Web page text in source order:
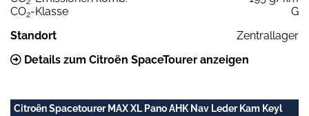
CO2-Klasse
G
Standort
Zentrallager
Details zum Citroën SpaceTourer anzeigen
Citroën Spacetourer MAX XL Pano AHK Nav Leder Kam Keyl